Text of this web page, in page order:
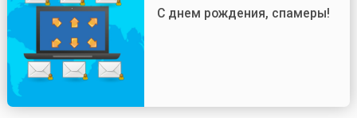
С днем рождения, спамеры!